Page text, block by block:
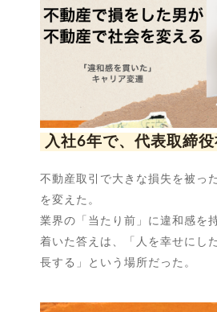
入社6年で、代表取締
不動産取引で大きな損失を被っ
を変えた。
業界の「当たり前」に違和感を
着いた答えは、「人を幸せにし
長する」という場所だった。